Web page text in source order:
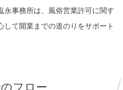
永事務所は、風俗営業許可に関す
して開業までの道のりをサポート
フロー